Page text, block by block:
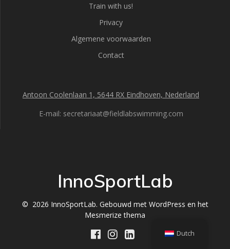
Train with us!
Privacy
Algemene voorwaarden
Contact
Antoon Coolenlaan 1, 5644 RX Eindhoven, Nederland
E-mail: secretariaat@fieldlabswimming.com
InnoSportLab
© 2026 InnoSportLab. Gebouwd met WordPress en het
Mesmerize thema
Dutch